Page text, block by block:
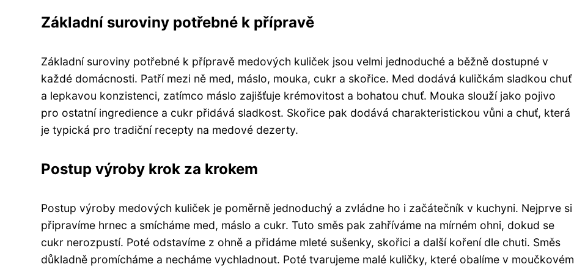
Základní suroviny potřebné k přípravě
Základní suroviny potřebné k přípravě medových kuliček jsou velmi jednoduché a běžně dostupné v
každé domácnosti. Patří mezi ně med, máslo, mouka, cukr a skořice. Med dodává kuličkám sladkou chuť
a lepkavou konzistenci, zatímco máslo zajišťuje krémovitost a bohatou chuť. Mouka slouží jako pojivo
pro ostatní ingredience a cukr přidává sladkost. Skořice pak dodává charakteristickou vůni a chuť, která
je typická pro tradiční recepty na medové dezerty.
Postup výroby krok za krokem
Postup výroby medových kuliček je poměrně jednoduchý a zvládne ho i začátečník v kuchyni. Nejprve si
připravíme hrnec a smícháme med, máslo a cukr. Tuto směs pak zahříváme na mírném ohni, dokud se
cukr nerozpustí. Poté odstavíme z ohně a přidáme mleté sušenky, skořici a další koření dle chuti. Směs
důkladně promícháme a necháme vychladnout. Poté tvarujeme malé kuličky, které obalíme v moučkovém